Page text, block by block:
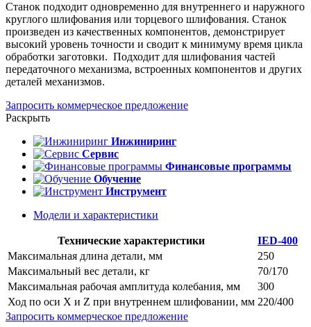
Станок подходит одновременно для внутреннего и наружного
круглого шлифования или торцевого шлифования. Станок
произведен из качественных компонентов, демонстрирует
высокий уровень точности и сводит к минимуму время цикла
обработки заготовки. Подходит для шлифования частей
передаточного механизма, встроенных компонентов и других
деталей механизмов.
Запросить коммерческое предложение
Раскрыть
Инжиниринг
Сервис
Финансовые программы
Обучение
Инструмент
Модели и характеристики
Технические характеристики
IED-400
Максимальная длина детали, мм
250
Максимальный вес детали, кг
70/170
Максимальная рабочая амплитуда колебания, мм
300
Ход по оси Х и Z при внутреннем шлифовании, мм 220/400
Запросить коммерческое предложение